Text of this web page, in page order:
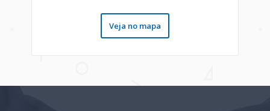
Veja no mapa